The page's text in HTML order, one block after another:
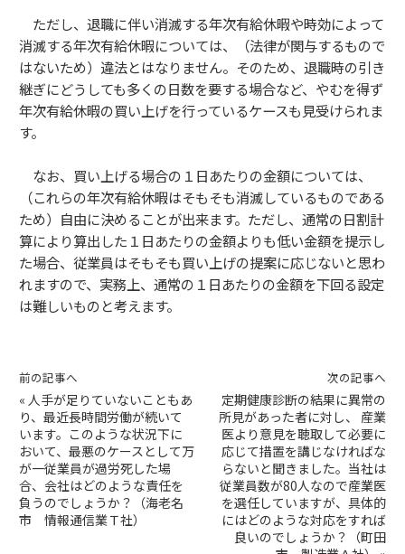
ただし、退職に伴い消滅する年次有給休暇や時効によって
消滅する年次有給休暇については、（法律が関与するもので
はないため）違法とはなりません。そのため、退職時の引き
継ぎにどうしても多くの日数を要する場合など、やむを得ず
年次有給休暇の買い上げを行っているケースも見受けられま
す。
なお、買い上げる場合の１日あたりの金額については、
（これらの年次有給休暇はそもそも消滅しているものである
ため）自由に決めることが出来ます。ただし、通常の日割計
算により算出した１日あたりの金額よりも低い金額を提示し
た場合、従業員はそもそも買い上げの提案に応じないと思わ
れますので、実務上、通常の１日あたりの金額を下回る設定
は難しいものと考えます。
前の記事へ
« 人手が足りていないこともあ
り、最近長時間労働が続いて
います。このような状況下に
おいて、最悪のケースとして万
が一従業員が過労死した場
合、会社はどのような責任を
負うのでしょうか？（海老名
市 情報通信業Ｔ社）
次の記事へ
定期健康診断の結果に異常の
所見があった者に対し、 産業
医より意見を聴取して必要に
応じて措置を講じなければな
らないと聞きました。当社は
従業員数が80人なので産業医
を選任していますが、具体的
にはどのような対応をすれば
良いのでしょうか？（町田